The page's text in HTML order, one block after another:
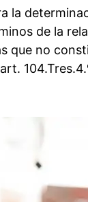
la
de la
que no